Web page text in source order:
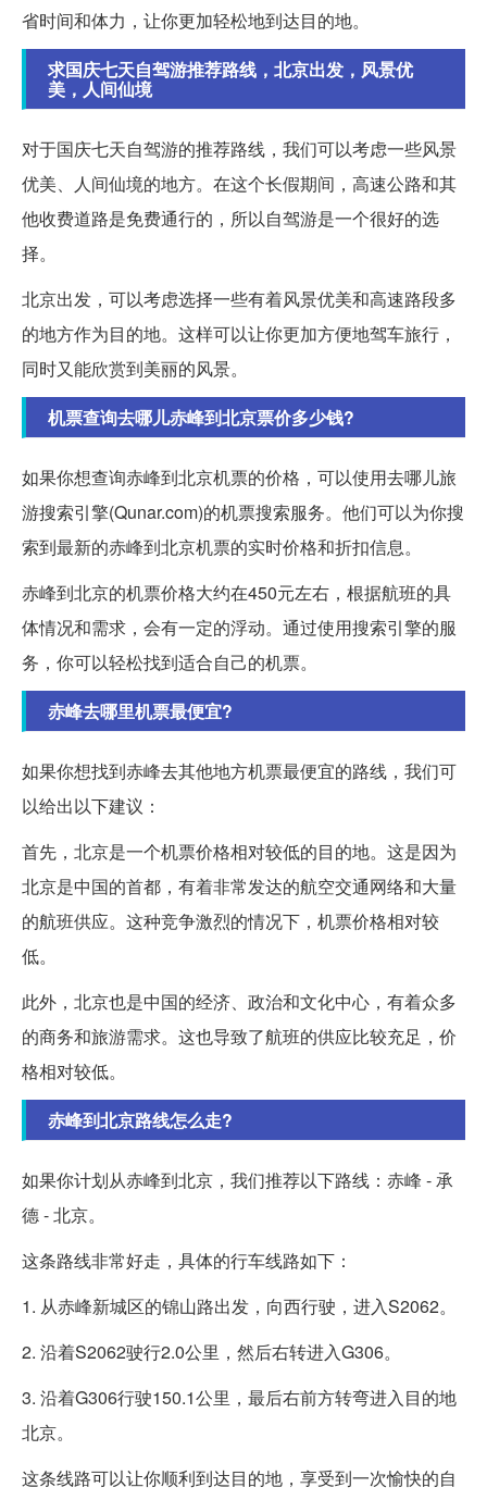
省时间和体力，让你更加轻松地到达目的地。
求国庆七天自驾游推荐路线，北京出发，风景优
美，人间仙境
对于国庆七天自驾游的推荐路线，我们可以考虑一些风景
优美、人间仙境的地方。在这个长假期间，高速公路和其
他收费道路是免费通行的，所以自驾游是一个很好的选
择。
北京出发，可以考虑选择一些有着风景优美和高速路段多
的地方作为目的地。这样可以让你更加方便地驾车旅行，
同时又能欣赏到美丽的风景。
机票查询去哪儿赤峰到北京票价多少钱?
如果你想查询赤峰到北京机票的价格，可以使用去哪儿旅
游搜索引擎(Qunar.com)的机票搜索服务。他们可以为你搜
索到最新的赤峰到北京机票的实时价格和折扣信息。
赤峰到北京的机票价格大约在450元左右，根据航班的具
体情况和需求，会有一定的浮动。通过使用搜索引擎的服
务，你可以轻松找到适合自己的机票。
赤峰去哪里机票最便宜?
如果你想找到赤峰去其他地方机票最便宜的路线，我们可
以给出以下建议：
首先，北京是一个机票价格相对较低的目的地。这是因为
北京是中国的首都，有着非常发达的航空交通网络和大量
的航班供应。这种竞争激烈的情况下，机票价格相对较
低。
此外，北京也是中国的经济、政治和文化中心，有着众多
的商务和旅游需求。这也导致了航班的供应比较充足，价
格相对较低。
赤峰到北京路线怎么走?
如果你计划从赤峰到北京，我们推荐以下路线：赤峰 - 承
德 - 北京。
这条路线非常好走，具体的行车线路如下：
1. 从赤峰新城区的锦山路出发，向西行驶，进入S2062。
2. 沿着S2062驶行2.0公里，然后右转进入G306。
3. 沿着G306行驶150.1公里，最后右前方转弯进入目的地
北京。
这条线路可以让你顺利到达目的地，享受到一次愉快的自